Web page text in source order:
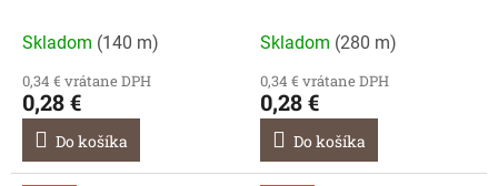
Skladom (140 m)
0,34 € vrátane DPH
0,28 €
Do košíka
Skladom (280 m)
0,34 € vrátane DPH
0,28 €
Do košíka